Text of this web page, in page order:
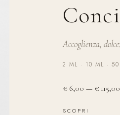
Accoglienza,
2 ML · 10 ML ·
€ 6,00 — € 115,00
SCOPRI